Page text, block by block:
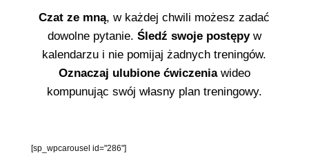
Czat ze mną, w każdej chwili możesz zadać
dowolne pytanie. Śledź swoje postępyw
kalendarzu i nie pomijaj żadnych treningów.
Oznaczaj ulubione ćwiczeniawideo
kompunując swój własny plan treningowy.
[sp_wpcarousel id="286"]